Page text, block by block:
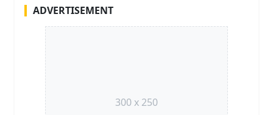
ADVERTISEMENT
300 x 250